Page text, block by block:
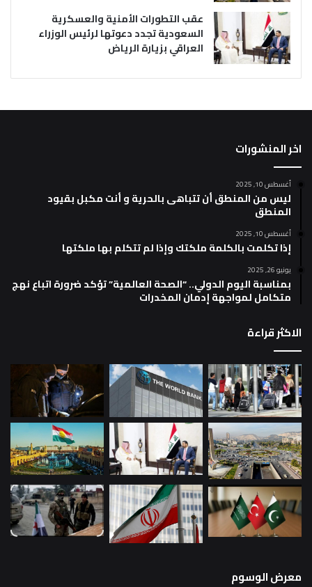
عقب التطورات الأمنية والعسكرية
السعودية تجدد دعوتها لرئيس الوزراء
العراقي بزيارة الرياض
اخر المنشورات
أغسطس 10, 2025
ليس من المنطق أن تتباهى بالحرية و أنت مكبل بقيود
المنطق
أغسطس 10, 2025
إذا تكلمت بالكلمة ملكتك وإذا لم تتكلم بها ملكتها
يونيو 26, 2025
بمناسبة اليوم الدولي.. “الصحة العالمية” تؤكد ضرورة اتباع نهج
متكامل لمواجهة إدمان المخدرات
الاكثر قراءة
معرض الوسوم